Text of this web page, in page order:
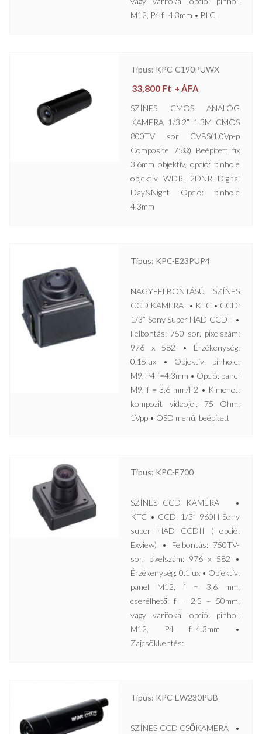
M12, P4 f=4.3mm • BLC,
Típus: KPC-C190PUWX
33,800 Ft + ÁFA
SZÍNES CMOS ANALÓG
KAMERA 1/3.2” 1.3M CMOS
800TV sor CVBS(1.0Vp-p
Composite 75Ω) Beépített fix
3.6mm objektív, opció: pinhole
objektív WDR, 2DNR Digital
Day&Night Opció: pinhole
4.3mm
Típus: KPC-E23PUP4
NAGYFELBONTÁSÚ SZÍNES
CCD KAMERA • KTC • CCD:
1/3” Sony Super HAD CCDII •
Felbontás: 750 sor, pixelszám:
976 x 582 • Érzékenység:
0.15lux • Objektív: pinhole,
M9, P4 f=4.3mm • Opció: panel
M9, f = 3,6 mm/F2 • Kimenet:
kompozit videojel, 75 Ohm,
1Vpp • OSD menü, beépített
Típus: KPC-E700
SZÍNES CCD KAMERA •
KTC • CCD: 1/3” 960H Sony
super HAD CCDII ( opció:
Exview) • Felbontás: 750TV-
sor, pixelszám: 976 x 582 •
Érzékenység: 0.1lux • Objektív:
panel M12, f = 3,6 mm,
cserélhető: f = 2,5 – 50mm,
vagy varifokál opció: pinhol,
M12, P4 f=4.3mm •
Zajcsökkentés:
Típus: KPC-EW230PUB
SZÍNES CCD CSŐKAMERA •